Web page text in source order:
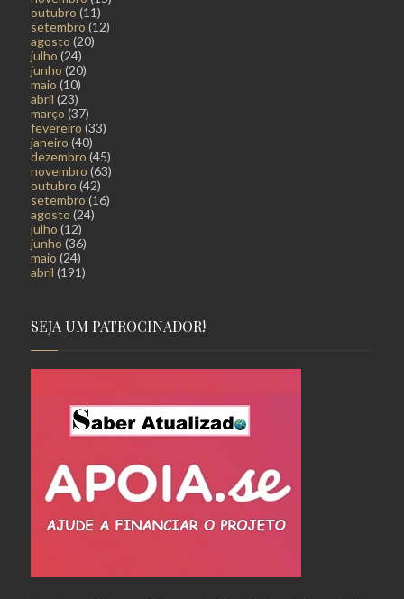
outubro (11)
setembro (12)
agosto (20)
julho (24)
junho (20)
maio (10)
abril (23)
março (37)
fevereiro (33)
janeiro (40)
dezembro (45)
novembro (63)
outubro (42)
setembro (16)
agosto (24)
julho (12)
junho (36)
maio (24)
abril (191)
SEJA UM PATROCINADOR!